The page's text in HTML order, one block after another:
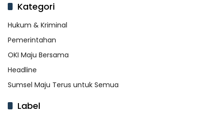
Kategori
Hukum & Kriminal
Pemerintahan
OKI Maju Bersama
Headline
Sumsel Maju Terus untuk Semua
Label